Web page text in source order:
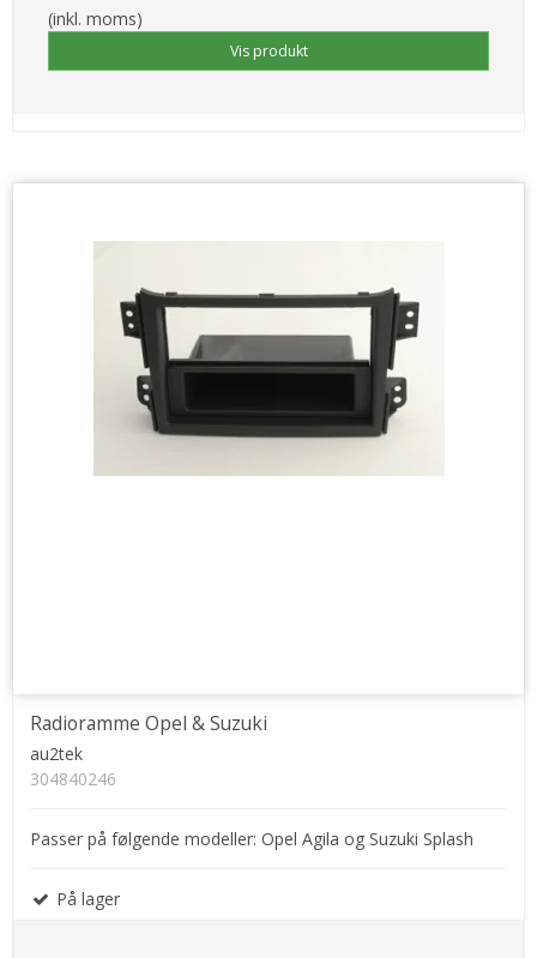
(inkl. moms)
Vis produkt
Radioramme Opel & Suzuki
au2tek
304840246
Passer på følgende modeller: Opel Agila og Suzuki Splash
På lager